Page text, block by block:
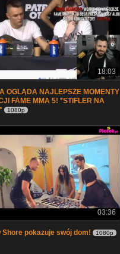
18:03
OGLĄDA NAJLEPSZE MOMENTY
FAME MMA 5! *STIFLER NA
1080p
03:36
Shore pokazuje swój dom! 1080p